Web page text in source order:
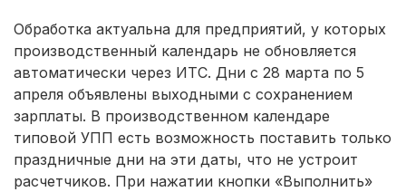
Обработка актуальна для предприятий, у которых
производственный календарь не обновляется
автоматически через ИТС. Дни с 28 марта по 5
апреля объявлены выходными с сохранением
зарплаты. В производственном календаре
типовой УПП есть возможность поставить только
праздничные дни на эти даты, что не устроит
расчетчиков. При нажатии кнопки «Выполнить»